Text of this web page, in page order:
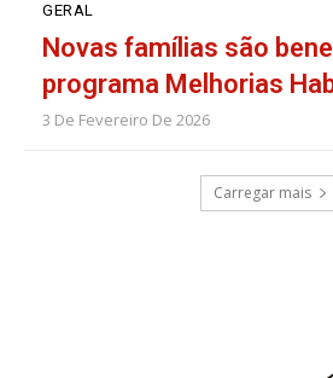
GERAL
Novas famílias são
programa Melhorias
3 De Fevereiro De 2026
Carregar mais